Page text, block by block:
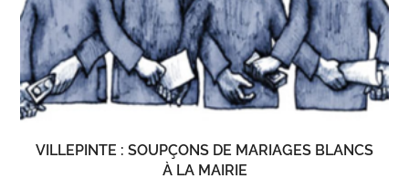
VILLEPINTE : SOUPÇONS DE MARIAGES BLANCS
À LA MAIRIE